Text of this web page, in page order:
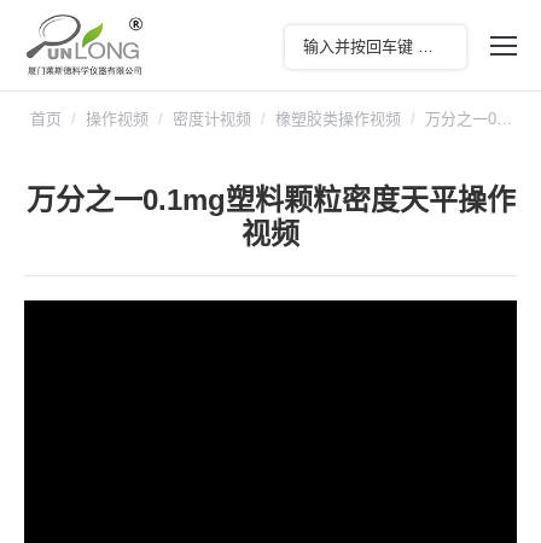
您在这里：
首页 操作视频 密度计视频 橡塑胶类操作视频 万分之一0…
万分之一0.1mg塑料颗粒密度天平操作
视频